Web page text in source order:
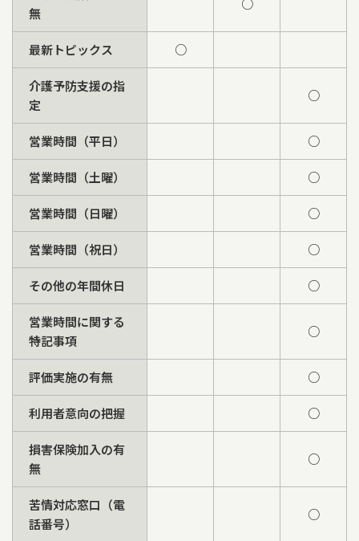
無
○
最新トピックス ○
介護予防支援の指
定
○
営業時間（平日） ○
営業時間（土曜） ○
営業時間（日曜） ○
営業時間（祝日） ○
その他の年間休日 ○
営業時間に関する
特記事項
○
評価実施の有無 ○
利用者意向の把握 ○
損害保険加入の有
無
○
苦情対応窓口（電
話番号）
○